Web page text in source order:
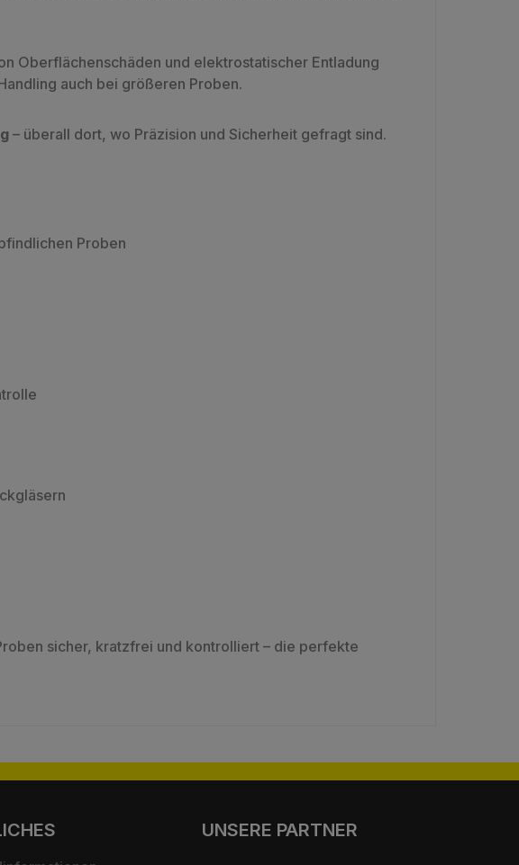
Oberflächenschäden und elektrostatischer Entladung
auch bei größeren Proben.
– überall dort, wo Präzision und Sicherheit gefragt sind.
Proben
sicher, kratzfrei und kontrolliert – die perfekte
UNSERE PARTNER